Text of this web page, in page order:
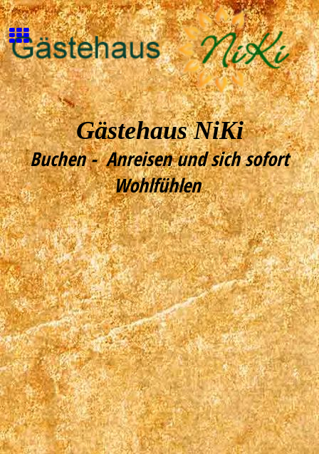
Gästehaus NiKi
Buchen - Anreisen und sich sofort
Wohlfühlen